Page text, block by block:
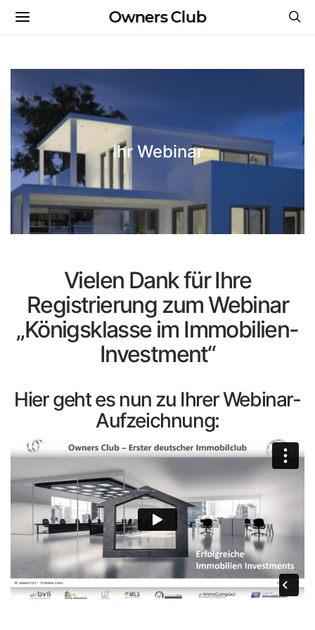
Owners Club
Ihr Webinar
Vielen Dank für Ihre
Registrierung zum Webinar
„Königsklasse im Immobilien-
Investment“
Hier geht es nun zu Ihrer Webinar-
Aufzeichnung: